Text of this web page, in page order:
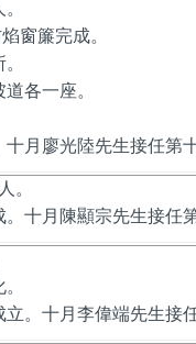
。
窗簾完成。
各一座。
月廖光陸先生接任第
人。
十月陳顯宗先生接任
。十月李偉端先生接